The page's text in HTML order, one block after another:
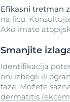
Efikasni tretman
na licu.
Ako imate
Smanjite
Identifikacija
oni izbegli ili
faza. Možete
dermatitis